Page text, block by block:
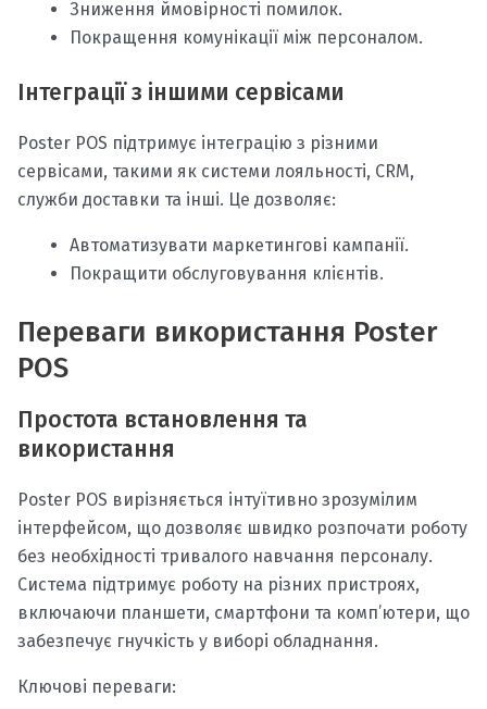
Зниження ймовірності помилок.
Покращення комунікації між персоналом.
Інтеграції з іншими сервісами
Poster POS підтримує інтеграцію з різними
сервісами, такими як системи лояльності, CRM,
служби доставки та інші. Це дозволяє:
Автоматизувати маркетингові кампанії.
Покращити обслуговування клієнтів.
Переваги використання Poster
POS
Простота встановлення та
використання
Poster POS вирізняється інтуїтивно зрозумілим
інтерфейсом, що дозволяє швидко розпочати роботу
без необхідності тривалого навчання персоналу.
Система підтримує роботу на різних пристроях,
включаючи планшети, смартфони та комп’ютери, що
забезпечує гнучкість у виборі обладнання.
Ключові переваги: